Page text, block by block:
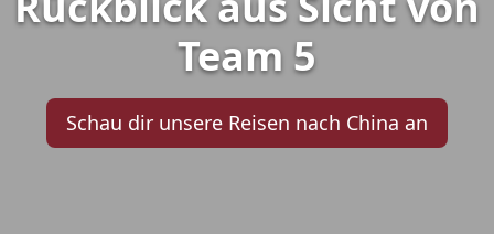
Team 5
Schau dir unsere Reisen nach China an